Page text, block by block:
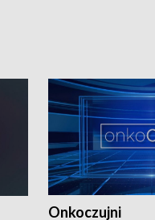
Onkoczujni